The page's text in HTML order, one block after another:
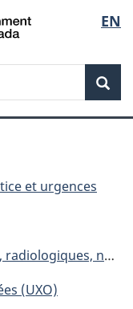
de
la
EN
et urgences
et à l'explosif
(UXO)